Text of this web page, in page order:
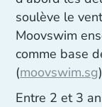
soulève le
Moovswim
comme base
(moovswim.sg)
Entre 2 et 3